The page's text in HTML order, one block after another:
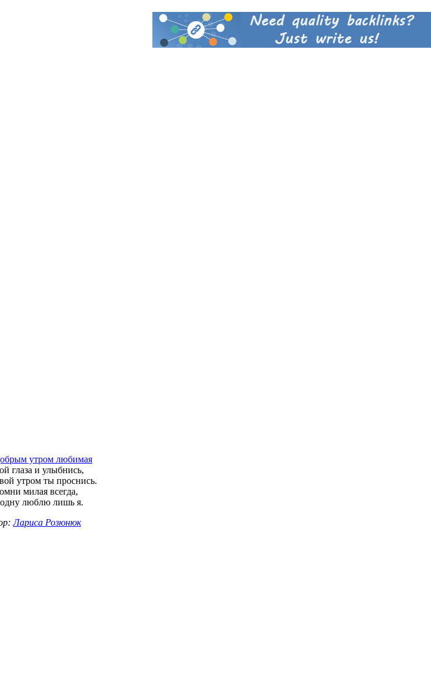
утром любимая
глаза и улыбнись,
утром ты проснись.
милая всегда,
люблю лишь я.
Лариса Розюнюк